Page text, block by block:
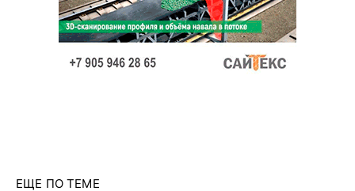
ЕЩЕ ПО ТЕМЕ